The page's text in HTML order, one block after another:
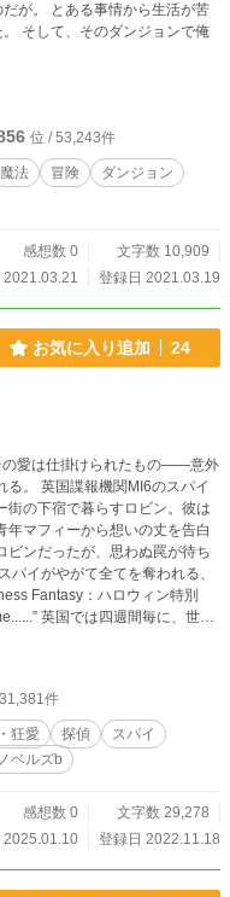
生活が苦
そして、そのダンジョンで俺
位 / 53,243件
魔法 冒険
ダンジョン
感想数 0
文字数 10,909
2021.03.21
登録日 2021.03.19
お気に入り追加 24
の愛は仕掛けられたもの――意外
る。 英国諜報機関MI6のスパイ
街の下宿で暮らすロビン。彼は
年マフィーから想いの丈を告白
ビンだったが、思わぬ罠が待ち
イがやがて全てを奪われる、
に、世に
信用は地に堕ちてしまった。
一人。「どうか永遠に僕と同
Stranger／W
共有しても、決して言えない
ックはある目的を胸にブルジ
の世で最も厄介な諜報員の男だ
い、二人は踊る。死と秘密と炎
件
狂愛 探偵
スパイ
ベルズb
感想数 0
文字数 29,278
2025.01.10
登録日 2022.11.18